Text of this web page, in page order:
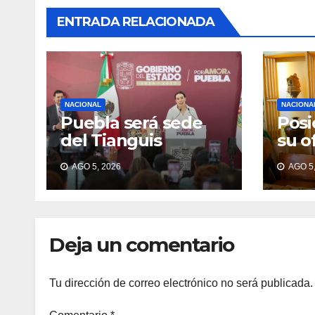
ENTRADA RELACIONADA
NACIONAL
Puebla será sede
del Tianguis
Turístico México
2027
AGO 5, 2026
su
AGO
Deja un comentario
Tu dirección de correo electrónico no será publicada.